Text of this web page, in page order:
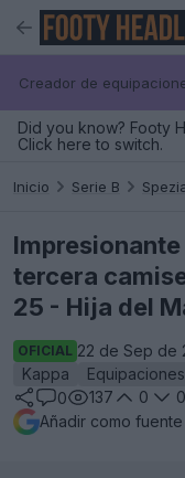
Creador de
Did you know? Footy
Click here to switch.
Inicio Serie B
tercera
25 - Hija del
OFICIAL 22 de Sep de
Kappa
Equipaciones
0
137 0
0
Añadir como